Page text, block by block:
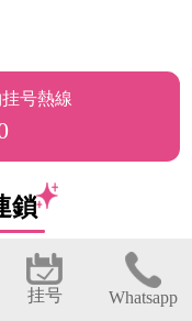
挂号 Whatsapp
号熱線
鎖
南山區